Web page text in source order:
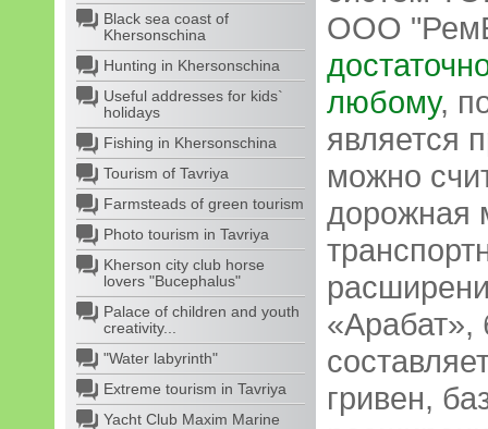
Black sea coast of
Khersonschina
Hunting in Khersonschina
Useful addresses for kids`
holidays
Fishing in Khersonschina
Tourism of Tavriya
Farmsteads of green tourism
Photo tourism in Tavriya
Kherson city club horse
lovers "Bucephalus"
Palace of children and youth
creativity...
"Water labyrinth"
Extreme tourism in Tavriya
Yacht Club Maxim Marine
ООО
любому,
является
можно
дорожная
«Арабат»,
гривен,